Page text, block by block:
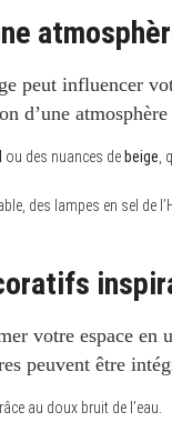
peut influencer
d’une
ou des nuances de beige
des lampes en sel de
votre espace
peuvent être
au doux bruit de l’eau.